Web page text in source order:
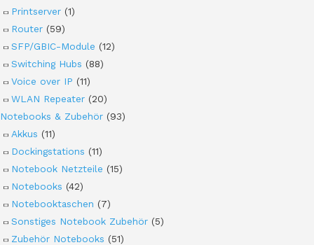
Printserver (1)
Router (59)
SFP/GBIC-Module (12)
Switching Hubs (88)
Voice over IP (11)
WLAN Repeater (20)
Notebooks & Zubehör (93)
Akkus (11)
Dockingstations (11)
Notebook Netzteile (15)
Notebooks (42)
Notebooktaschen (7)
Sonstiges Notebook Zubehör (5)
Zubehör Notebooks (51)